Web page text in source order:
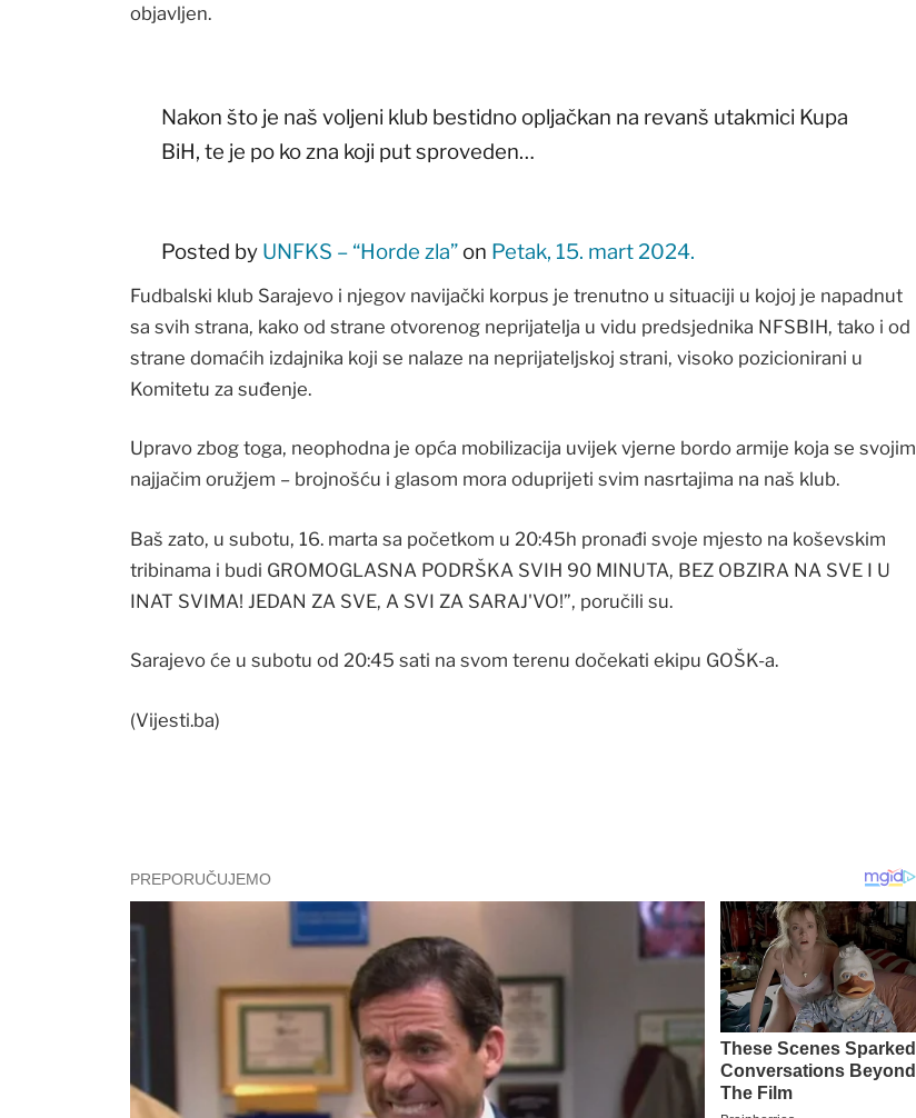
objavljen.
Nakon što je naš voljeni klub bestidno opljačkan na revanš utakmici Kupa
BiH, te je po ko zna koji put sproveden…
Posted by UNFKS – “Horde zla” on Petak, 15. mart 2024.
Fudbalski klub Sarajevo i njegov navijački korpus je trenutno u situaciji u kojoj je napadnut
sa svih strana, kako od strane otvorenog neprijatelja u vidu predsjednika NFSBIH, tako i od
strane domaćih izdajnika koji se nalaze na neprijateljskoj strani, visoko pozicionirani u
Komitetu za suđenje.
Upravo zbog toga, neophodna je opća mobilizacija uvijek vjerne bordo armije koja se svojim
najjačim oružjem – brojnošću i glasom mora oduprijeti svim nasrtajima na naš klub.
Baš zato, u subotu, 16. marta sa početkom u 20:45h pronađi svoje mjesto na koševskim
tribinama i budi GROMOGLASNA PODRŠKA SVIH 90 MINUTA, BEZ OBZIRA NA SVE I U
INAT SVIMA! JEDAN ZA SVE, A SVI ZA SARAJ'VO!”, poručili su.
Sarajevo će u subotu od 20:45 sati na svom terenu dočekati ekipu GOŠK-a.
(Vijesti.ba)